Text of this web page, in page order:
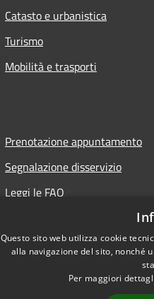
Catasto e urbanistica
Turismo
Mobilità e trasporti
Prenotazione appuntamento
Segnalazione disservizio
Leggi le FAQ
Questo sito web utilizza cookie
alla navigazione del sito, nonché
Per maggiori